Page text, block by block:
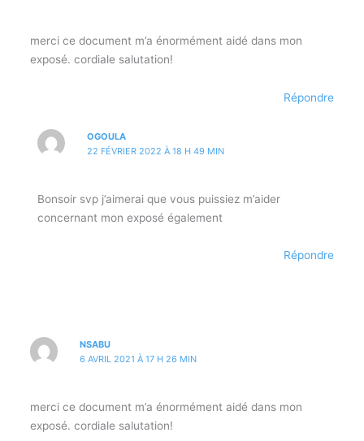
merci ce document m’a énormément aidé dans mon
exposé. cordiale salutation!
Répondre
OGOULA
22 FÉVRIER 2022 À 18 H 49 MIN
Bonsoir svp j’aimerai que vous puissiez m’aider
concernant mon exposé également
Répondre
NSABU
6 AVRIL 2021 À 17 H 26 MIN
merci ce document m’a énormément aidé dans mon
exposé. cordiale salutation!